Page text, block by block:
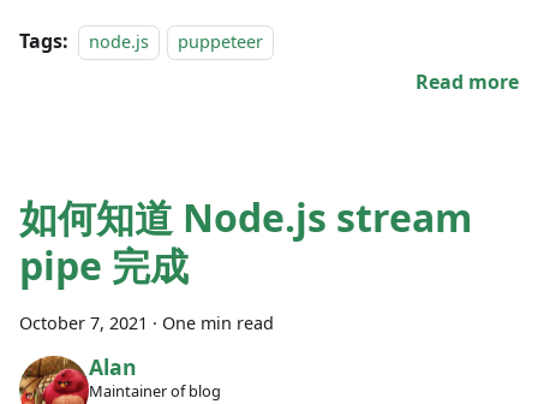
Tags: node.js puppeteer
Read more
如何知道 Node.js stream
pipe 完成
October 7, 2021 · One min read
Alan
Maintainer of blog